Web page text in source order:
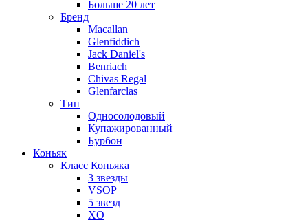
Больше 20 лет
Бренд
Macallan
Glenfiddich
Jack Daniel's
Benriach
Chivas Regal
Glenfarclas
Тип
Односолодовый
Купажированный
Бурбон
Коньяк
Класс Коньяка
3 звезды
VSOP
5 звезд
XO